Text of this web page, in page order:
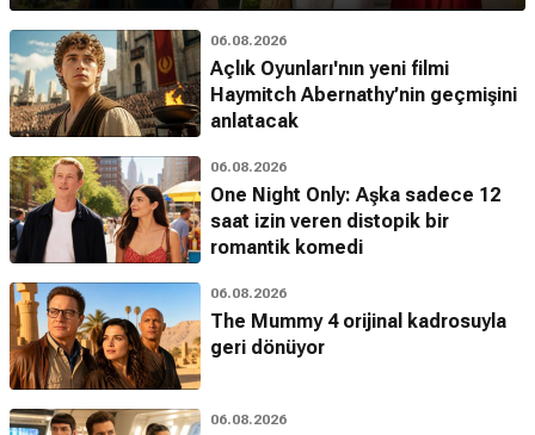
06.08.2026
Açlık Oyunları'nın yeni filmi
Haymitch Abernathy’nin geçmişini
anlatacak
06.08.2026
One Night Only: Aşka sadece 12
saat izin veren distopik bir
romantik komedi
06.08.2026
The Mummy 4 orijinal kadrosuyla
geri dönüyor
06.08.2026